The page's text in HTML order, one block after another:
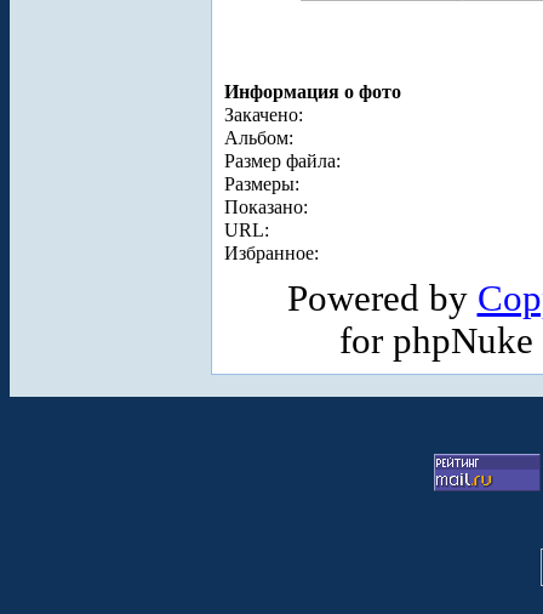
Информация о фото
Закачено:
Альбом:
Размер файла:
Размеры:
Показано:
URL:
Избранное:
Powered by
for